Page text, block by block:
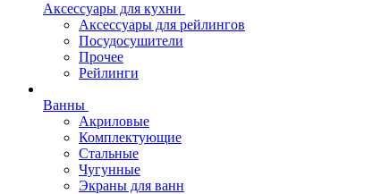
Аксессуары для кухни
Аксессуары для рейлингов
Посудосушители
Прочее
Рейлинги
Ванны
Акриловые
Комплектующие
Стальные
Чугунные
Экраны для ванн